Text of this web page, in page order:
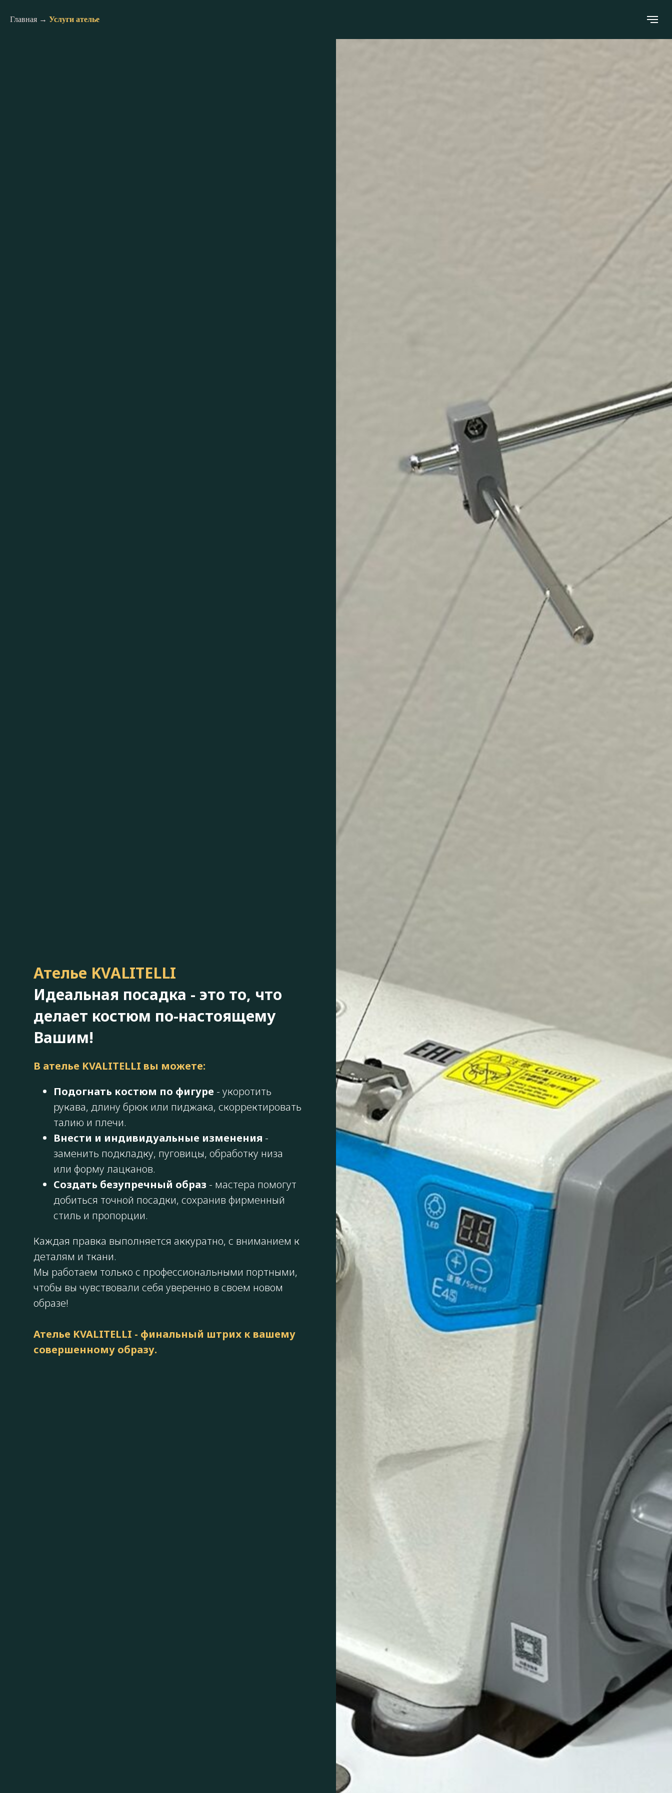
Главная → Услуги ателье
Ателье KVALITELLI
Идеальная посадка - это то, что
делает костюм по-настоящему
Вашим!
В ателье KVALITELLI вы можете:
Подогнать костюм по фигуре - укоротить
рукава, длину брюк или пиджака, скорректировать
талию и плечи.
Внести и индивидуальные изменения -
заменить подкладку, пуговицы, обработку низа
или форму лацканов.
Создать безупречный образ - мастера помогут
добиться точной посадки, сохранив фирменный
стиль и пропорции.
Каждая правка выполняется аккуратно, с вниманием к
деталям и ткани.
Мы работаем только с профессиональными портными,
чтобы вы чувствовали себя уверенно в своем новом
образе!
Ателье KVALITELLI - финальный штрих к вашему
совершенному образу.